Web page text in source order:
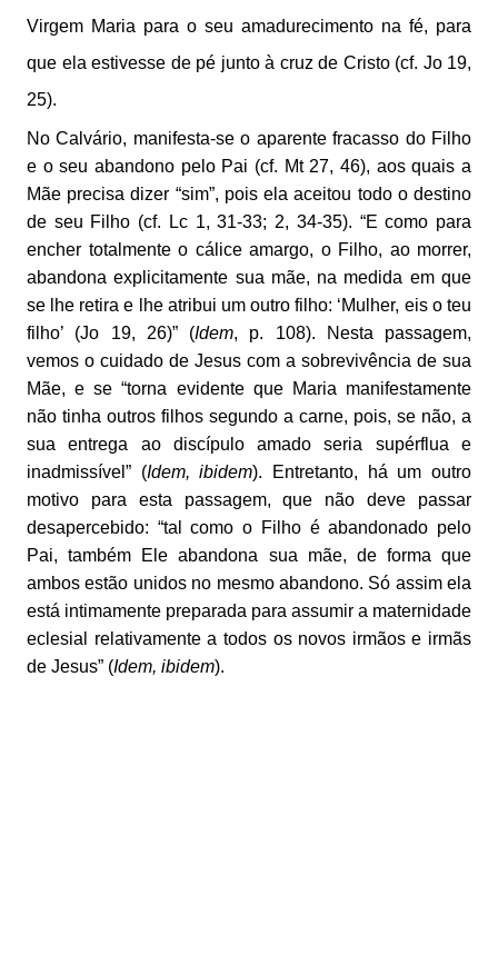
Virgem Maria para o seu amadurecimento na fé, para
que ela estivesse de pé junto à cruz de Cristo (cf. Jo 19,
25).
No Calvário, manifesta-se o aparente fracasso do Filho
e o seu abandono pelo Pai (cf. Mt 27, 46), aos quais a
Mãe precisa dizer “sim”, pois ela aceitou todo o destino
de seu Filho (cf. Lc 1, 31-33; 2, 34-35). “E como para
encher totalmente o cálice amargo, o Filho, ao morrer,
abandona explicitamente sua mãe, na medida em que
se lhe retira e lhe atribui um outro filho: ‘Mulher, eis o teu
filho’ (Jo 19, 26)” (Idem, p. 108). Nesta passagem,
vemos o cuidado de Jesus com a sobrevivência de sua
Mãe, e se “torna evidente que Maria manifestamente
não tinha outros filhos segundo a carne, pois, se não, a
sua entrega ao discípulo amado seria supérflua e
inadmissível” (Idem, ibidem). Entretanto, há um outro
motivo para esta passagem, que não deve passar
desapercebido: “tal como o Filho é abandonado pelo
Pai, também Ele abandona sua mãe, de forma que
ambos estão unidos no mesmo abandono. Só assim ela
está intimamente preparada para assumir a maternidade
eclesial relativamente a todos os novos irmãos e irmãs
de Jesus” (Idem, ibidem).